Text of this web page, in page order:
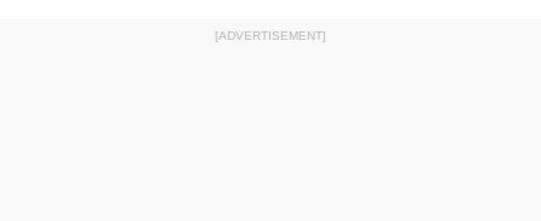
[ADVERTISEMENT]